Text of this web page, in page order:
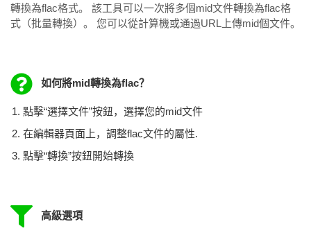
轉換為flac格式。 該工具可以一次將多個mid文件轉換為flac格
式（批量轉換）。 您可以從計算機或通過URL上傳mid個文件。
如何將mid轉換為flac？
點擊“選擇文件”按鈕，選擇您的mid文件
在編輯器頁面上，調整flac文件的屬性.
點擊“轉換”按鈕開始轉換
高級選項